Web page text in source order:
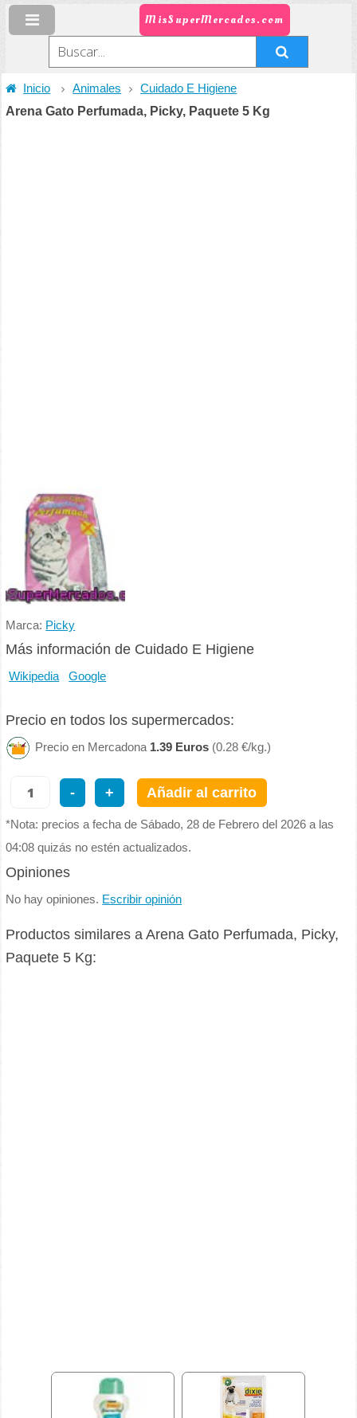
MisSuperMercados.com
Inicio Animales Cuidado E Higiene
Arena Gato Perfumada, Picky, Paquete 5 Kg
Marca: Picky
Más información de Cuidado E Higiene
Wikipedia Google
Precio en todos los supermercados:
Precio en Mercadona 1.39 Euros (0.28 €/kg.)
- + Añadir al carrito
*Nota: precios a fecha de Sábado, 28 de Febrero del 2026 a las
04:08 quizás no estén actualizados.
Opiniones
No hay opiniones. Escribir opinión
Productos similares a Arena Gato Perfumada, Picky,
Paquete 5 Kg: